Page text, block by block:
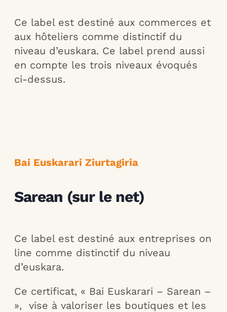
Ce label est destiné aux commerces et
aux hôteliers comme distinctif du
niveau d’euskara. Ce label prend aussi
en compte les trois niveaux évoqués
ci-dessus.
Bai Euskarari Ziurtagiria
Sarean (sur le net)
Ce label est destiné aux entreprises on
line comme distinctif du niveau
d’euskara.
Ce certificat, « Bai Euskarari – Sarean –
», vise à valoriser les boutiques et les